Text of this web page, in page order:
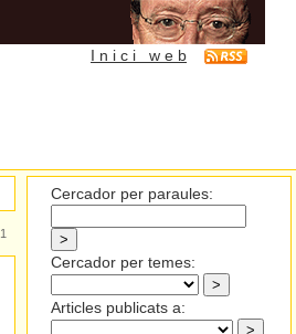
I n i c i w e b
1
Cercador per paraules:
Cercador per temes:
Articles publicats a: